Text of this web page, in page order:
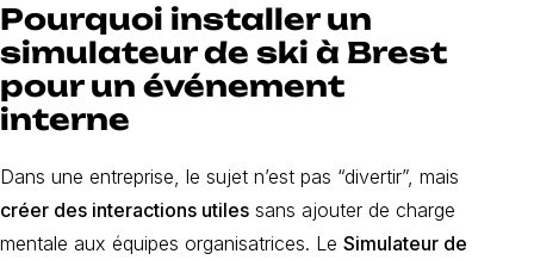
Pourquoi installer un
simulateur de ski à Brest
pour un événement
interne
Dans une entreprise, le sujet n’est pas “divertir”, mais
créer des interactions utiles sans ajouter de charge
mentale aux équipes organisatrices. Le Simulateur de